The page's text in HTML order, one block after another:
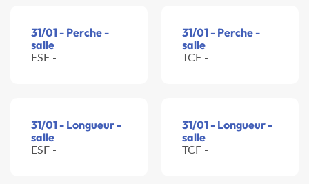
31/01 - Perche -
salle
ESF -
31/01 - Perche -
salle
TCF -
31/01 - Longueur -
salle
ESF -
31/01 - Longueur -
salle
TCF -